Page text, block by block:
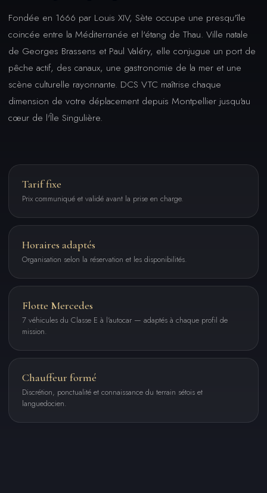
Fondée en 1666 par Louis XIV, Sète occupe une presqu'île
coincée entre la Méditerranée et l'étang de Thau. Ville natale
de Georges Brassens et Paul Valéry, elle conjugue un port de
pêche actif, des canaux, une gastronomie de la mer et une
scène culturelle rayonnante. DCS VTC maîtrise chaque
dimension de votre déplacement depuis Montpellier jusqu'au
cœur de l'Île Singulière.
Tarif fixe
Prix communiqué et validé avant la prise en charge.
Horaires adaptés
Organisation selon la réservation et les disponibilités.
Flotte Mercedes
7 véhicules du Classe E à l'autocar — adaptés à chaque profil de
mission.
Chauffeur formé
Discrétion, ponctualité et connaissance du terrain sétois et
languedocien.